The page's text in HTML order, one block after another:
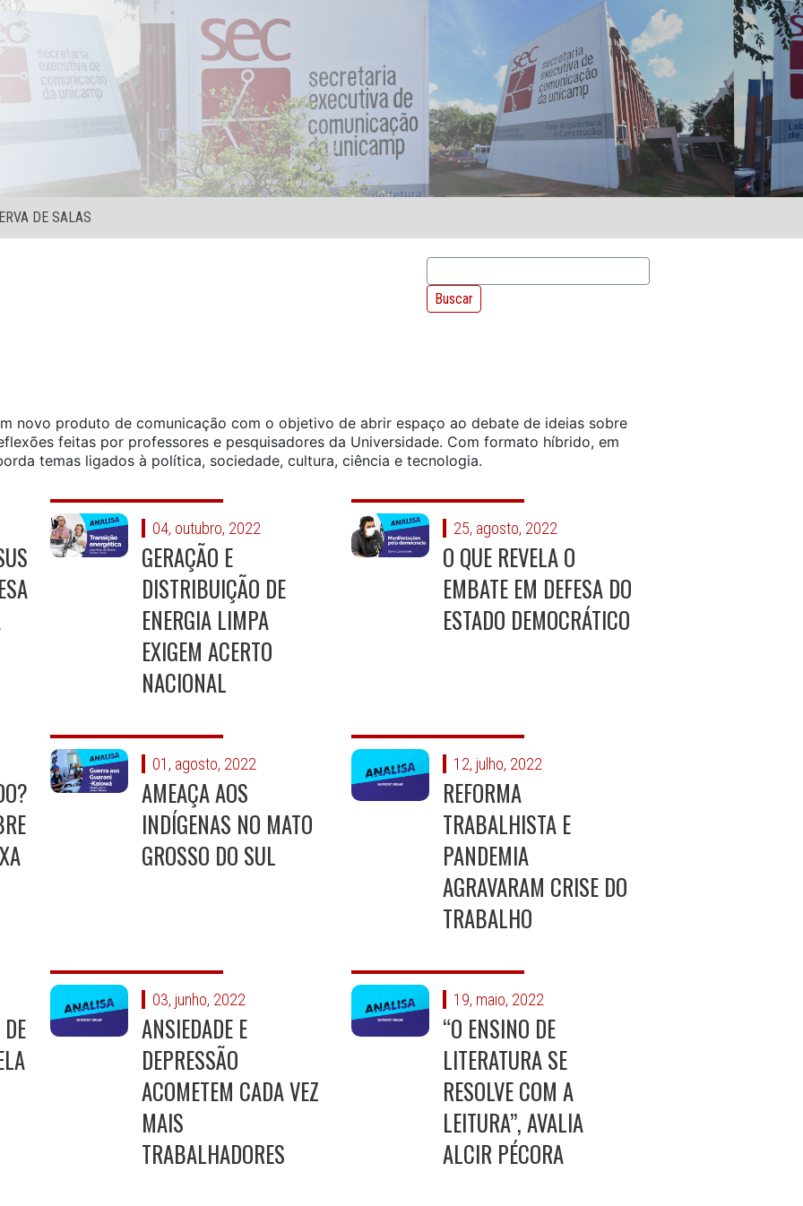
DE SALAS
novo produto de comunicação com o objetivo de abrir espaço ao debate de ideias sobre
feitas por professores e pesquisadores da Universidade. Com formato híbrido, em
temas ligados à política, sociedade, cultura, ciência e tecnologia.
04, outubro, 2022
GERAÇÃO E
DISTRIBUIÇÃO DE
ENERGIA LIMPA
EXIGEM ACERTO
NACIONAL
25, agosto, 2022
O QUE REVELA O
EMBATE EM DEFESA DO
ESTADO DEMOCRÁTICO
01, agosto, 2022
AMEAÇA AOS
INDÍGENAS NO MATO
GROSSO DO SUL
12, julho, 2022
REFORMA
TRABALHISTA E
PANDEMIA
AGRAVARAM CRISE DO
TRABALHO
03, junho, 2022
ANSIEDADE E
DEPRESSÃO
ACOMETEM CADA VEZ
MAIS
TRABALHADORES
19, maio, 2022
“O ENSINO DE
LITERATURA SE
RESOLVE COM A
LEITURA”, AVALIA
ALCIR PÉCORA